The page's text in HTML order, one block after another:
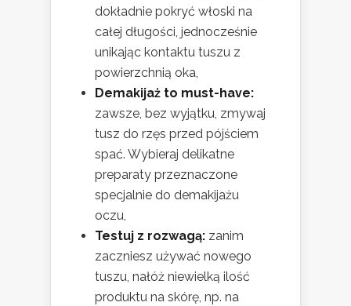
dokładnie pokryć włoski na
całej długości, jednocześnie
unikając kontaktu tuszu z
powierzchnią oka,
Demakijaż to must-have:
zawsze, bez wyjątku, zmywaj
tusz do rzęs przed pójściem
spać. Wybieraj delikatne
preparaty przeznaczone
specjalnie do demakijażu
oczu,
Testuj z rozwagą: zanim
zaczniesz używać nowego
tuszu, nałóż niewielką ilość
produktu na skórę, np. na